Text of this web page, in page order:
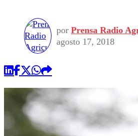
Seleccion Chilena
Torneo Internacional
Economía
Internacional
Publicaciones en
Opinión
Programas
por Prensa Radio
agosto 17, 2018